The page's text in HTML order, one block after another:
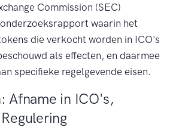
Commission (SEC)
waarin het
die verkocht worden in ICO's
als effecten, en daarmee
specifieke regelgevende eisen.
Afname in ICO's,